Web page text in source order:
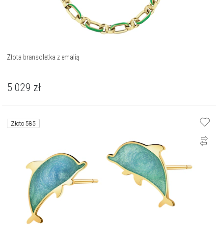
Złota bransoletka z emalią
5 029 zł
Złoto 585